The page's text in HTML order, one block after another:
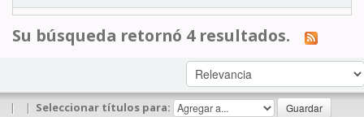
Su búsqueda retornó 4 resultados.
| | Seleccionar títulos para: